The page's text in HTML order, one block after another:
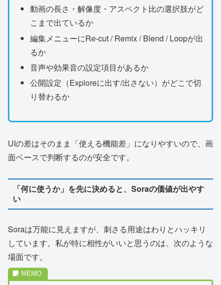
動画の長さ・解像度・アスペクト比の選択肢がど
こまで出ているか
編集メニューにRe-cut / Remix / Blend / Loopが出
るか
音声や効果音の設定項目があるか
公開設定（Exploreに出す/出さない）がどこで切
り替わるか
UIの差はそのまま「使える機能差」になりやすいので、画
面ベースで判断するのが安全です。
「何に使うか」を先に決めると、Soraの価値が出やす
い
Soraは万能に見えますが、刺さる用途はわりとハッキリ
しています。私が特に相性がいいと思うのは、次のような
場面です。